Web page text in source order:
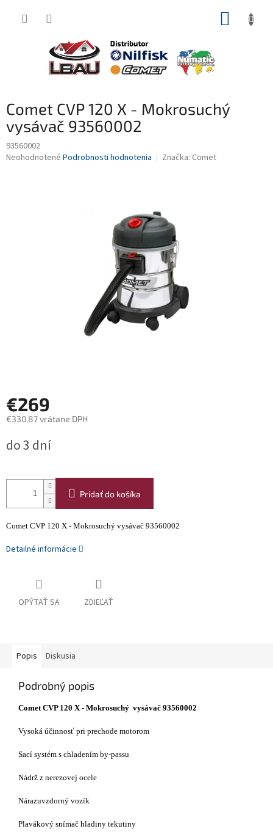
Comet CVP 120 X - Mokrosuchý
vysávač 93560002
93560002
Priemerné
Neohodnotené Podrobnosti hodnotenia Značka: Comet
€269
€330,87 vrátane DPH
cena:
do 3 dní
Pridať do košíka
Comet CVP 120 X - Mokrosuchý vysávač 93560002
Detailné informácie
OPÝTAŤ SA ZDIEĽAŤ
Popis Diskusia
Podrobný popis
Comet CVP 120 X - Mokrosuchý vysávač 93560002
Vysoká účinnosť pri prechode motorom
Sací systém s chladením by-passu
Nádrž z nerezovej ocele
Nárazuvzdorný vozík
Plavákový snímač hladiny tekutiny